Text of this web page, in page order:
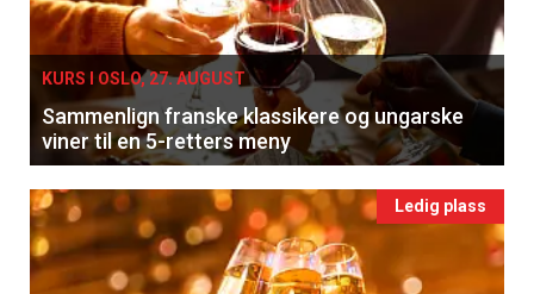
KURS I OSLO, 27. AUGUST
Sammenlign franske klassikere og ungarske
viner til en 5-retters meny
Ledig plass